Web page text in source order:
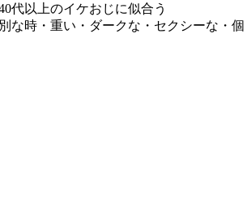
代以上のイケおじに似合う
な時・重い・ダークな・セクシーな・個